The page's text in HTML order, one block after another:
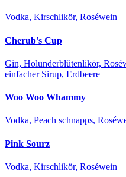
Vodka, Kirschlikör, Roséwein
Cherub's Cup
Gin, Holunderblütenlikör,
einfacher Sirup, Erdbeere
Woo Woo Whammy
Vodka, Peach schnapps,
Pink Sourz
Vodka, Kirschlikör, Roséwein